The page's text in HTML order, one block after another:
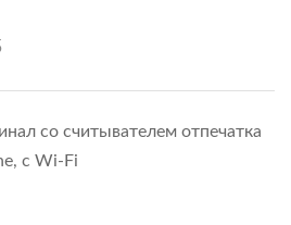
со считывателем отпечатка
с Wi-Fi